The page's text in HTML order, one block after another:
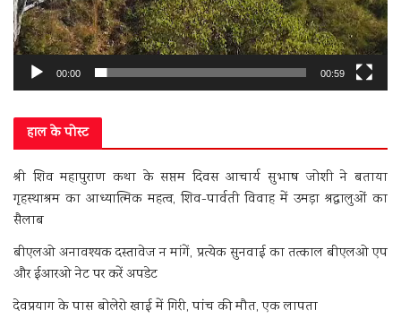
00:00 00:59
हाल के पोस्ट
श्री शिव महापुराण कथा के सप्तम दिवस आचार्य सुभाष जोशी ने बताया
गृहस्थाश्रम का आध्यात्मिक महत्व, शिव-पार्वती विवाह में उमड़ा श्रद्धालुओं का
सैलाब
बीएलओ अनावश्यक दस्तावेज न मांगें, प्रत्येक सुनवाई का तत्काल बीएलओ एप
और ईआरओ नेट पर करें अपडेट
देवप्रयाग के पास बोलेरो खाई में गिरी, पांच की मौत, एक लापता